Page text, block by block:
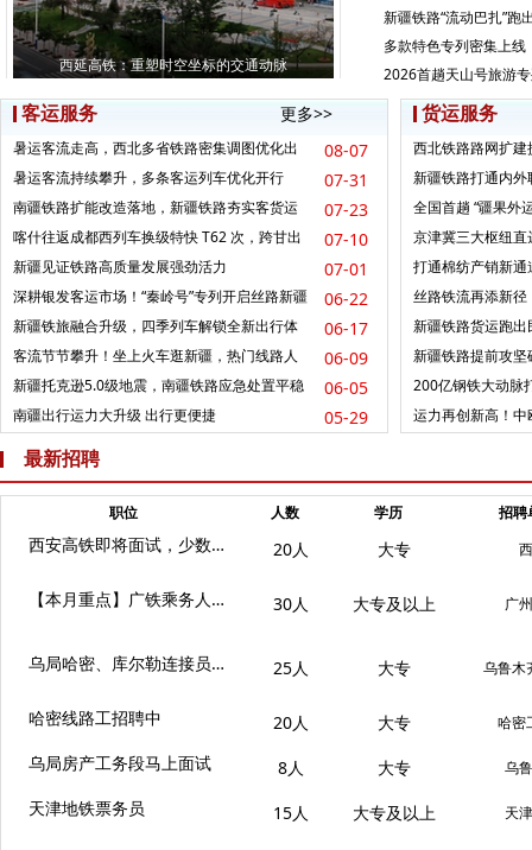
西延高铁：重塑时空坐标的交通动脉
新疆铁路“流动巴扎”跑
多款特色专列密集上
2026首趟天山号旅游
客运服务 更多>>
暑运客流走高，西北多省铁路密集调图优化出
行体验
08-07
暑运客流持续攀升，多条客运列车优化开行 07-31
南疆铁路扩能改造落地，新疆铁路夯实客货运
输底盘
07-23
喀什往返成都西列车换级特快 T62 次，跨甘出
疆旅途大幅省时
07-10
新疆见证铁路高质量发展强劲活力 07-01
深耕银发客运市场！“秦岭号”专列开启丝路新疆
慢游新范式
06-22
新疆铁旅融合升级，四季列车解锁全新出行体
验
06-17
客流节节攀升！坐上火车逛新疆，热门线路人
气拉满
06-09
新疆托克逊5.0级地震，南疆铁路应急处置平稳
有序
06-05
南疆出行运力大升级 出行更便捷 05-29
货运服务
西北铁路路网扩
键节点
新疆铁路打通内
全国首趟 “疆果外
京津冀三大枢纽
新疆双口岸班列运
打通棉纺产销新
快速货运班列
丝路铁流再添新
列顺利首发
新疆铁路货运跑
新疆铁路提前攻
源保供
200亿钢铁大动脉
运力再创新高！
列
最新招聘
职位 人数 学历 招聘
西安高铁即将面试，少数民族还有名额 20人 大专
【本月重点】广铁乘务人员招聘中 30人 大专及以上 广
乌局哈密、库尔勒连接员招聘开始 25人 大专 乌鲁木
哈密线路工招聘中 20人 大专 哈密
乌局房产工务段马上面试 8人 大专 乌
天津地铁票务员 15人 大专及以上 天